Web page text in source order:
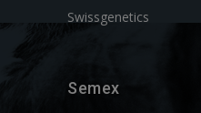
Swissgenetics
Semex